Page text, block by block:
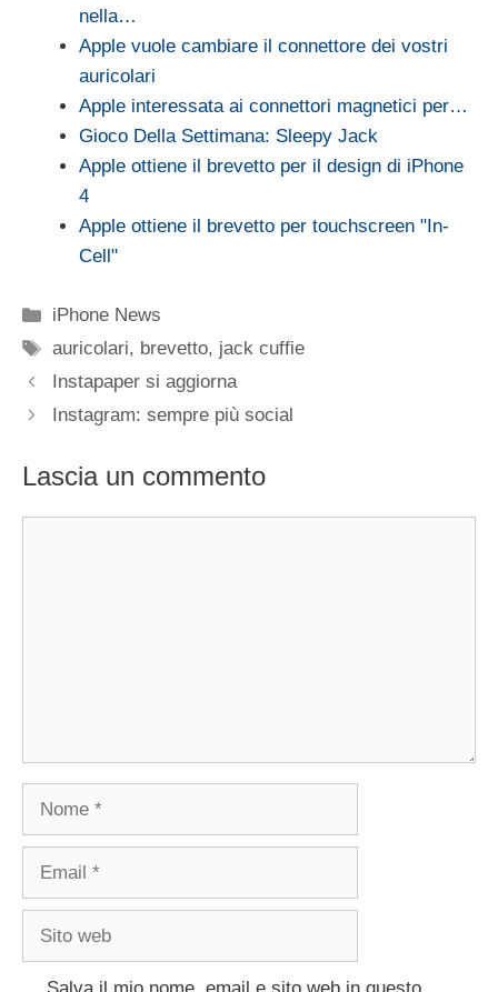
nella…
Apple vuole cambiare il connettore dei vostri
auricolari
Apple interessata ai connettori magnetici per…
Gioco Della Settimana: Sleepy Jack
Apple ottiene il brevetto per il design di iPhone
4
Apple ottiene il brevetto per touchscreen "In-
Cell"
Categorie
iPhone News
Tag
auricolari, brevetto, jack cuffie
Instapaper si aggiorna
Instagram: sempre più social
Lascia un commento
Nome
Email
Sito